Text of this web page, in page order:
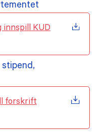
innspill KUD
forskrift